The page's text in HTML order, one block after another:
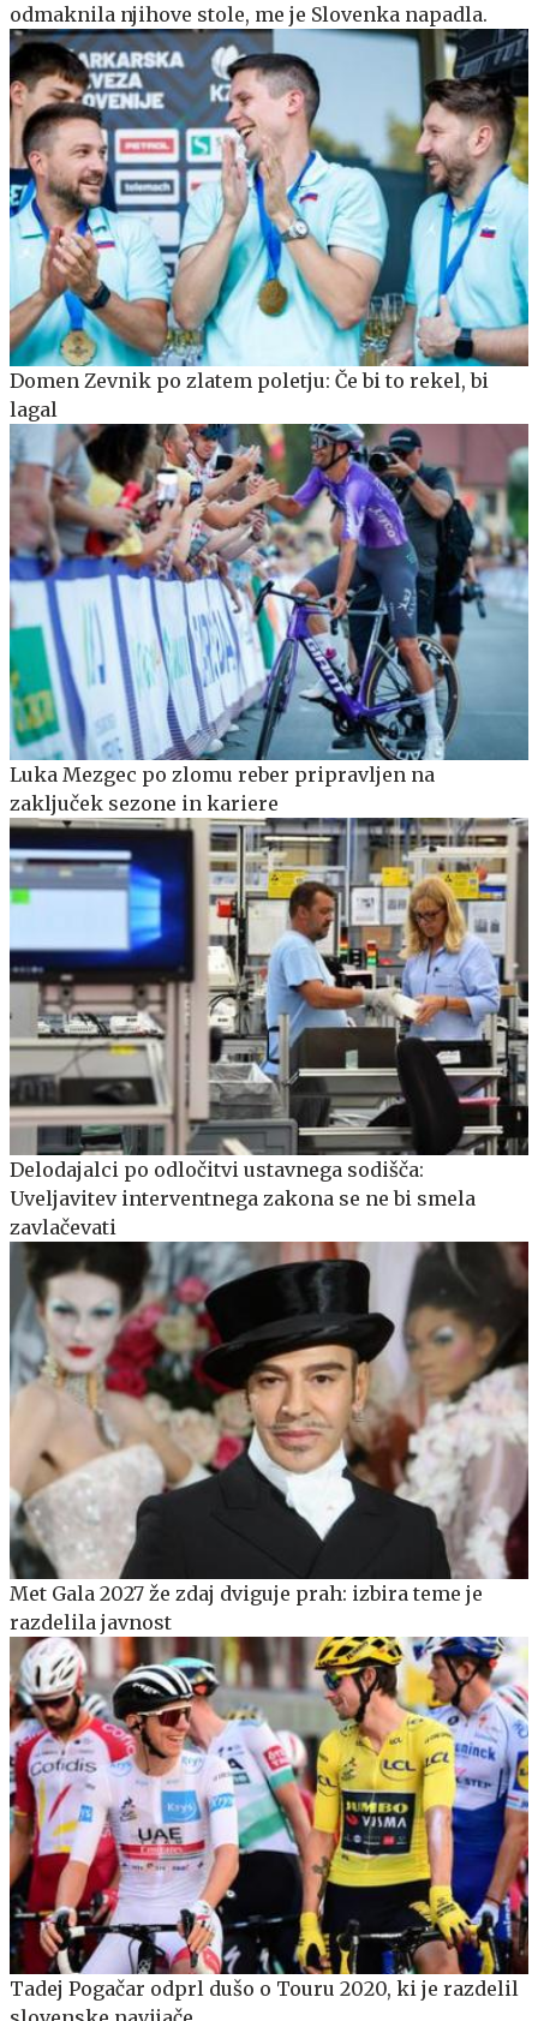
odmaknila njihove stole, me je Slovenka napadla.
Domen Zevnik po zlatem poletju: Če bi to rekel, bi
lagal
Luka Mezgec po zlomu reber pripravljen na
zaključek sezone in kariere
Delodajalci po odločitvi ustavnega sodišča:
Uveljavitev interventnega zakona se ne bi smela
zavlačevati
Met Gala 2027 že zdaj dviguje prah: izbira teme je
razdelila javnost
Tadej Pogačar odprl dušo o Touru 2020, ki je razdelil